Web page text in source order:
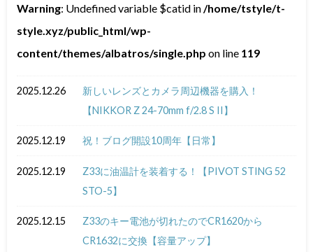
Warning: Undefined variable $catid in /home/tstyle/t-
style.xyz/public_html/wp-
content/themes/albatros/single.php on line 119
2025.12.26
新しいレンズとカメラ周辺機器を購入！
【NIKKOR Z 24-70mm f/2.8 S II】
2025.12.19 祝！ブログ開設10周年【日常】
2025.12.19
Z33に油温計を装着する！【PIVOT STING 52
STO-5】
2025.12.15
Z33のキー電池が切れたのでCR1620から
CR1632に交換【容量アップ】